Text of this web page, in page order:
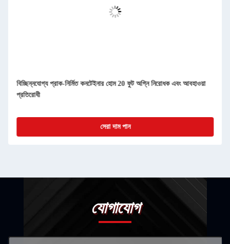
কমপ্যাক্ট বিচ্ছিন্নযোগ্য প্রিফ্যাব কন্টেইনার হোমস সহজ পরিষ্কার এবং ধুলোরোধী
সেরা দাম পান
যোগাযোগ